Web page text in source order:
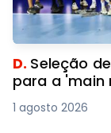
D. Seleção
para a 'main
1 agosto 2026